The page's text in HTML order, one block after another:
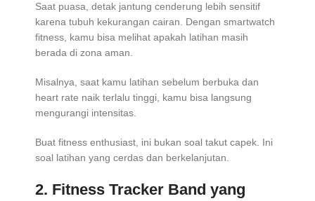
Saat puasa, detak jantung cenderung lebih sensitif
karena tubuh kekurangan cairan. Dengan smartwatch
fitness, kamu bisa melihat apakah latihan masih
berada di zona aman.
Misalnya, saat kamu latihan sebelum berbuka dan
heart rate naik terlalu tinggi, kamu bisa langsung
mengurangi intensitas.
Buat fitness enthusiast, ini bukan soal takut capek. Ini
soal latihan yang cerdas dan berkelanjutan.
2. Fitness Tracker Band yang